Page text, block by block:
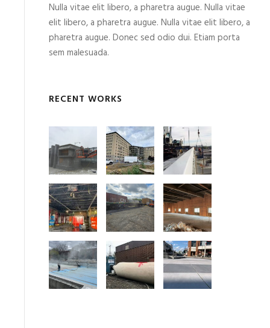
Nulla vitae elit libero, a pharetra augue. Nulla vitae
elit libero, a pharetra augue. Nulla vitae elit libero, a
pharetra augue. Donec sed odio dui. Etiam porta
sem malesuada.
RECENT WORKS